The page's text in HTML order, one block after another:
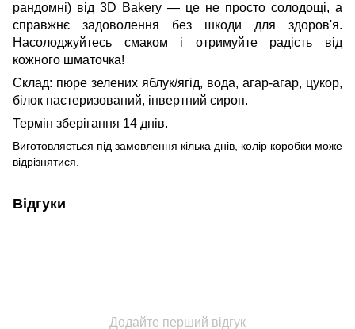
рандомні) від 3D Bakery — це не просто солодощі, а
справжнє задоволення без шкоди для здоров'я.
Насолоджуйтесь смаком і отримуйте радість від
кожного шматочка!
Склад: пюре зелених яблук/ягід, вода, агар-агар, цукор,
білок пастеризований, інвертний сироп.
Термін зберігання 14 днів.
Виготовляється під замовлення кілька днів, колір коробки може
відрізнятися.
Відгуки
Додайте перший відгук